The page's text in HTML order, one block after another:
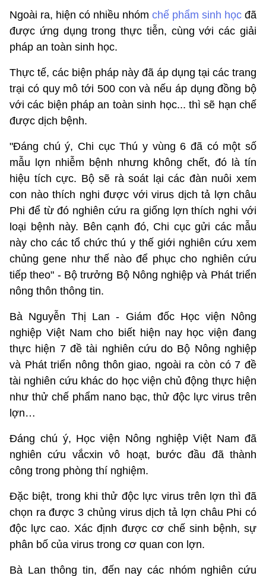
Ngoài ra, hiện có nhiều nhóm chế phẩm sinh học đã
được ứng dụng trong thực tiễn, cùng với các giải
pháp an toàn sinh học.
Thực tế, các biện pháp này đã áp dụng tại các trang
trại có quy mô tới 500 con và nếu áp dụng đồng bộ
với các biện pháp an toàn sinh học... thì sẽ hạn chế
được dịch bệnh.
"Đáng chú ý, Chi cục Thú y vùng 6 đã có một số
mẫu lợn nhiễm bệnh nhưng không chết, đó là tín
hiệu tích cực. Bộ sẽ rà soát lại các đàn nuôi xem
con nào thích nghi được với virus dịch tả lợn châu
Phi để từ đó nghiên cứu ra giống lợn thích nghi với
loại bệnh này. Bên cạnh đó, Chi cục gửi các mẫu
này cho các tổ chức thú y thế giới nghiên cứu xem
chủng gene như thế nào để phục cho nghiên cứu
tiếp theo" - Bộ trưởng Bộ Nông nghiệp và Phát triển
nông thôn thông tin.
Bà Nguyễn Thị Lan - Giám đốc Học viện Nông
nghiệp Việt Nam cho biết hiện nay học viện đang
thực hiện 7 đề tài nghiên cứu do Bộ Nông nghiệp
và Phát triển nông thôn giao, ngoài ra còn có 7 đề
tài nghiên cứu khác do học viện chủ động thực hiện
như thử chế phẩm nano bạc, thử độc lực virus trên
lợn…
Đáng chú ý, Học viện Nông nghiệp Việt Nam đã
nghiên cứu vắcxin vô hoạt, bước đầu đã thành
công trong phòng thí nghiệm.
Đặc biệt, trong khi thử độc lực virus trên lợn thì đã
chọn ra được 3 chủng virus dịch tả lợn châu Phi có
độc lực cao. Xác định được cơ chế sinh bệnh, sự
phân bố của virus trong cơ quan con lợn.
Bà Lan thông tin, đến nay các nhóm nghiên cứu